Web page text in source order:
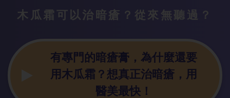
木瓜霜可以治 暗瘡？從來無聽過？
有專門的暗瘡膏，為什麼還要
用木瓜霜？想真正治暗瘡，用
醫美最快！